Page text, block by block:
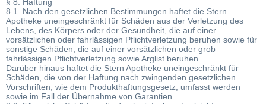
8.1. Nach den gesetzlichen Bestimmungen haftet die Stern
Apotheke uneingeschränkt für Schäden aus der Verletzung des
Lebens, des Körpers oder der Gesundheit, die auf einer
vorsätzlichen oder fahrlässigen Pflichtverletzung beruhen sowie für
sonstige Schäden, die auf einer vorsätzlichen oder grob
fahrlässigen Pflichtverletzung sowie Arglist beruhen.
Darüber hinaus haftet die Stern Apotheke uneingeschränkt für
Schäden, die von der Haftung nach zwingenden gesetzlichen
Vorschriften, wie dem Produkthaftungsgesetz, umfasst werden
sowie im Fall der Übernahme von Garantien.